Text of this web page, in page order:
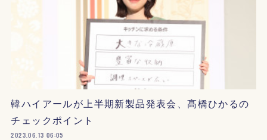
韓ハイアールが上半期新製品発表会、髙橋ひかるの
チェックポイント
2023.06.13 06:05